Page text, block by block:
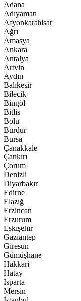
Adana
Adıyaman
Afyonkarahisar
Ağrı
Amasya
Ankara
Antalya
Artvin
Aydın
Balıkesir
Bilecik
Bingöl
Bitlis
Bolu
Burdur
Bursa
Çanakkale
Çankırı
Çorum
Denizli
Diyarbakır
Edirne
Elazığ
Erzincan
Erzurum
Eskişehir
Gaziantep
Giresun
Gümüşhane
Hakkari
Hatay
Isparta
Mersin